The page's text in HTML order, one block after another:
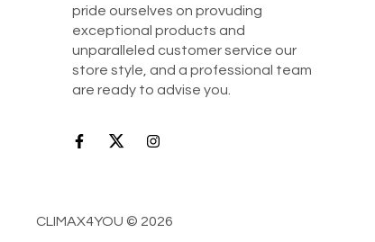
pride ourselves on provuding
exceptional products and
unparalleled customer service our
store style, and a professional team
are ready to advise you.
CLIMAX4YOU © 2026